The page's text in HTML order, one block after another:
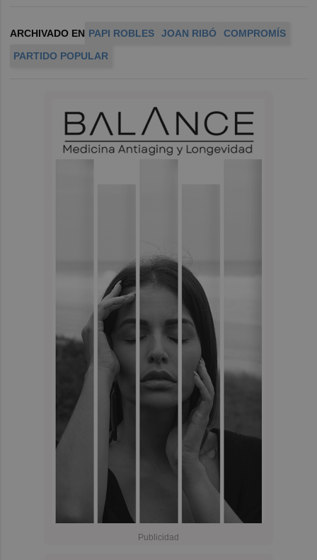
ARCHIVADO EN PAPI ROBLES JOAN RIBÓ
COMPROMÍS
PARTIDO POPULAR